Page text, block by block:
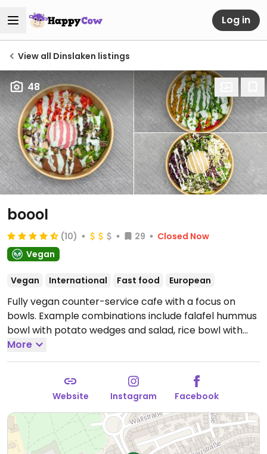
Log in
View all Dinslaken listings
48
boool
(10) 29
Closed Now
Vegan
Vegan International Fast food European
Fully vegan counter-service cafe with a focus on
bowls. Example combinations include falafel hummus
bowl with potato wedges and salad, rice bowl with
oven vegetables, pasta salad and more. Mostly take
away, limited seating available. Reported open March
Open Mon-Sat 11:00-21:00, Sun 17:00-21:00.
More
Website Instagram Facebook